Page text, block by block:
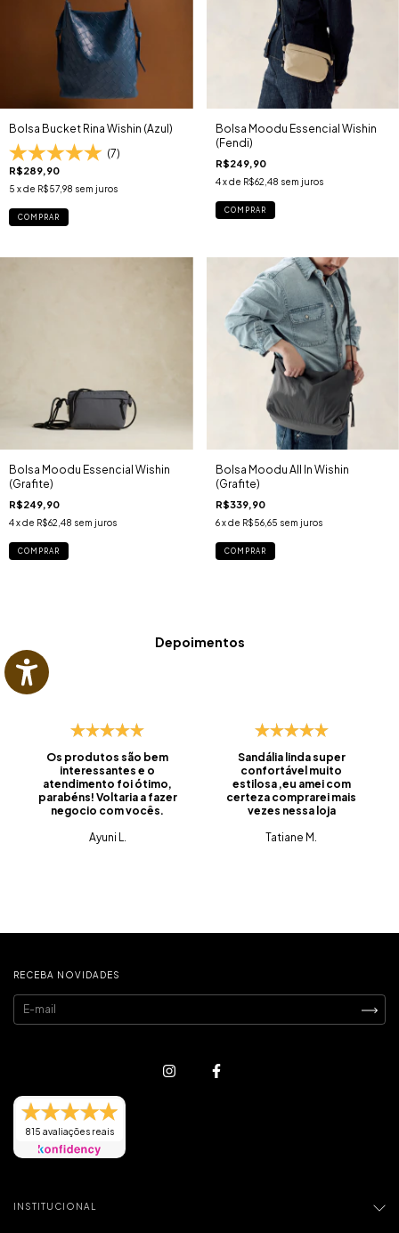
Bolsa Bucket Rina Wishin (Azul)
(7)
R$289,90
5 x de R$57,98 sem juros
COMPRAR
Bolsa Moodu Essencial Wishin
(Fendi)
R$249,90
4 x de R$62,48 sem juros
COMPRAR
Bolsa Moodu Essencial Wishin
(Grafite)
R$249,90
4x de R$62,48 sem juros
COMPRAR
Bolsa Moodu All In Wishin
(Grafite)
R$339,90
6 x de R$56,65 sem juros
COMPRAR
Depoimentos
Os produtos são bem
interessantes e o
atendimento foi ótimo,
parabéns! Voltaria a fazer
negocio com vocês.
Ayuni L.
Sandália linda super
confortável muito
estilosa ,eu amei com
certeza comprarei mais
vezes nessa loja
Tatiane M.
RECEBA NOVIDADES
815 avaliações reais
INSTITUCIONAL